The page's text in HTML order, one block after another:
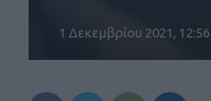
1 Δεκεμβρίου 2021,